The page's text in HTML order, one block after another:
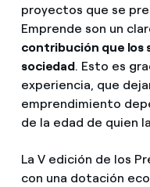
proyectos que se
Emprende son un
contribución que los
sociedad. Esto es
experiencia, que
emprendimiento
de la edad de quien
La V edición de los
con una dotación